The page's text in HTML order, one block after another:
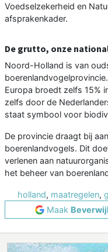
Voedselzekerheid en
afsprakenkader.
De grutto, onze
Noord-Holland is van
Europa broedt zelfs 15%
zelfs door de
staat symbool voor
De provincie draagt bij
boerenlandvogels. Dit
verlenen aan
het beheer van
holland, maatregelen,
Maak